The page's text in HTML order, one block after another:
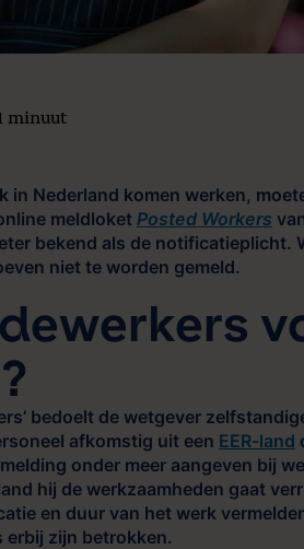
minuut
in Nederland komen werken,
meldloket Posted Workers
bekend als de notificatieplicht.
niet te worden gemeld.
bedoelt de wetgever
afkomstig uit een EER-land
onder meer aangeven bij
hij de werkzaamheden gaat
en duur van het werk
erbij zijn betrokken.